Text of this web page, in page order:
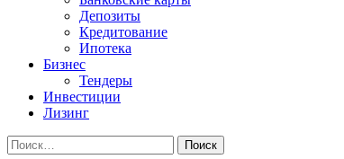
Депозиты
Кредитование
Ипотека
Бизнес
Тендеры
Инвестиции
Лизинг
Найти: